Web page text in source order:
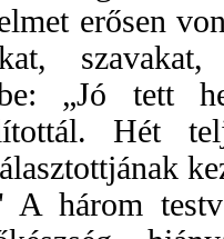
erősen
„Jó tett
Hét
A három